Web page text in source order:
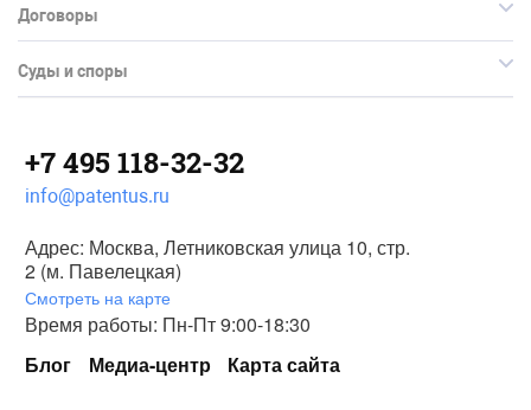
Договоры
Суды и споры
+7 495 118-32-32
info@patentus.ru
Адрес: Москва, Летниковская улица 10, стр.
2 (м. Павелецкая)
Смотреть на карте
Время работы: Пн-Пт 9:00-18:30
Блог
Медиа-центр Карта сайта